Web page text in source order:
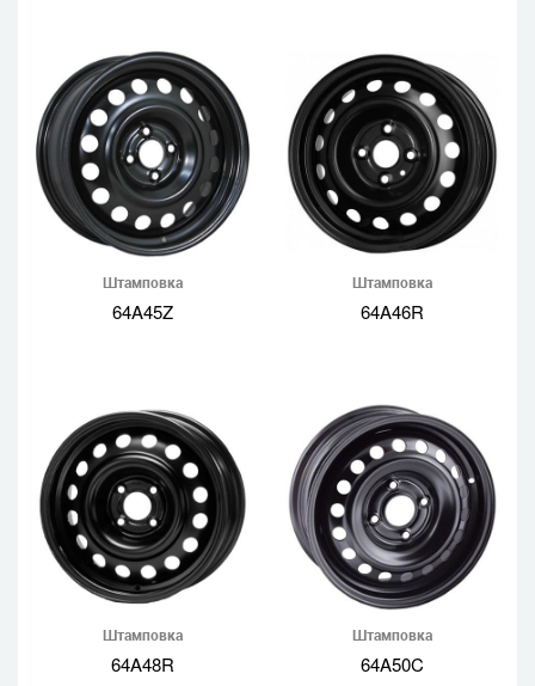
Штамповка
64A45Z
Штамповка
64A46R
Штамповка
64A48R
Штамповка
64A50C